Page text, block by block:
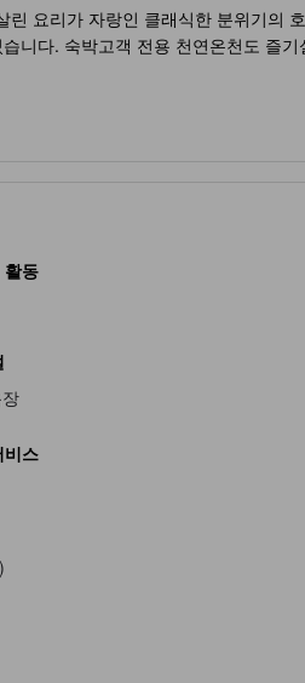
요리가 자랑인 클래식한 분위기의
니다. 숙박고객 전용 천연온천도 즐
활동
비스
불가
불가